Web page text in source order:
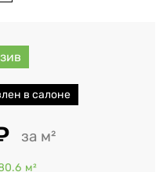
в салоне
м²
м²